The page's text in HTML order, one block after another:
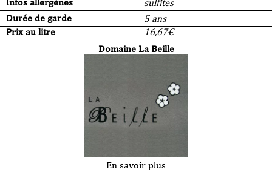
sulfites
Durée de garde
5 ans
Prix au litre
16,67€
Domaine La Beille
En savoir plus